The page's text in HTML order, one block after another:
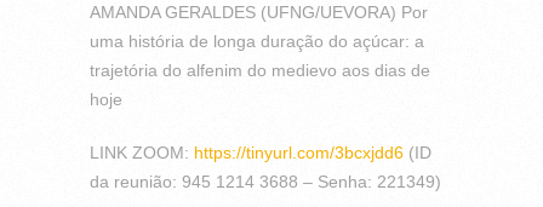
AMANDA GERALDES (UFNG/UEVORA) Por
uma história de longa duração do açúcar: a
trajetória do alfenim do medievo aos dias de
hoje
LINK ZOOM: https://tinyurl.com/3bcxjdd6 (ID
da reunião: 945 1214 3688 – Senha: 221349)